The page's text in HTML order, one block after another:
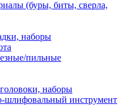
(буры, биты, сверла,
наборы
пильные
наборы
шлифовальный инструмент